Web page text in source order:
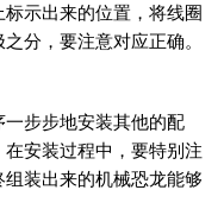
示出来的位置，将线圈
分，要注意对应正确。
步步地安装其他的配
安装过程中，要特别注
装出来的机械恐龙能够